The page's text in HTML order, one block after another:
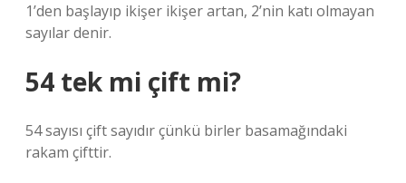
1’den başlayıp ikişer ikişer artan, 2’nin katı olmayan
sayılar denir.
54 tek mi çift mi?
54 sayısı çift sayıdır çünkü birler basamağındaki
rakam çifttir.